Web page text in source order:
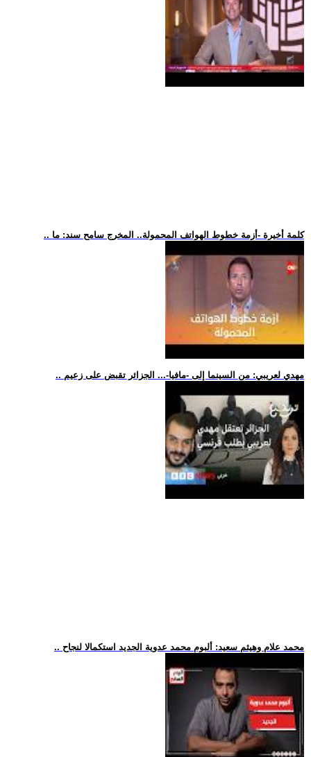
.. كلمة أخيرة -أزمة خطوط الهواتف المحمولة.. المخرج سامح سند: ما
.. مهدي لعريبي: من السينما إلى -مافيا-... الجزائر تقبض على زعيم
.. محمد علام وهيثم سعيد: ألبوم محمد عدوية الجديد استكمالا لنجاح